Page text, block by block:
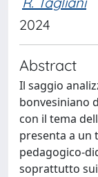
2024
Abstract
Il saggio
bonvesiniano
con il tema
presenta a un
pedagogico-
soprattutto